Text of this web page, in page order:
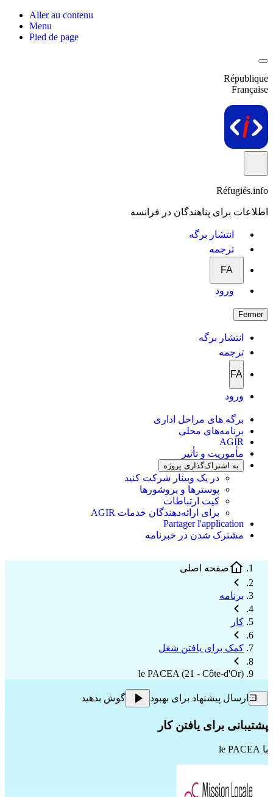
Aller au contenu
Menu
Pied de page
République
Française
Réfugiés.info
اطلاعات برای پناهندگان در فرانسه
انتشار برگه
ترجمه
FA
ورود
Fermer
انتشار برگه
ترجمه
FA
ورود
برگه های مراحل اداری
برنامه‌های محلی
AGIR
مأموریت و تأثیر
به اشتراک‌گذاری پروژه
در یک وبینار شرکت کنید
پوسترها و بروشورها
کیت ارتباطات
برای ارائه‌دهندگان خدمات AGIR
Partager l'application
مشترک شدن در خبرنامه
صفحه اصلی
برنامه
کار
کمک برای یافتن شغل
le PACEA (21 - Côte-d'Or)
ارسال پیشنهاد برای بهبود گوش بدهید
پشتیبانی برای یافتن کار
با le PACEA